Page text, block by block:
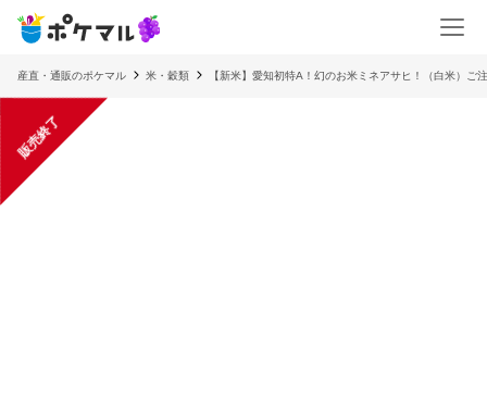
産直・通販のポケマル 米・穀類 【新米】愛知初特A！幻のお米ミネアサヒ！（白米）ご
販売終了